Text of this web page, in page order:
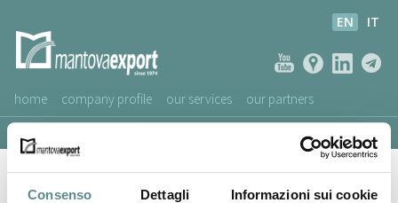
Consenso Dettagli Informazioni sui cookie
EN IT
home company profile our services our partners
ASSOCIATED COMPANIES
NEWS
A.d. Vigano' Srl